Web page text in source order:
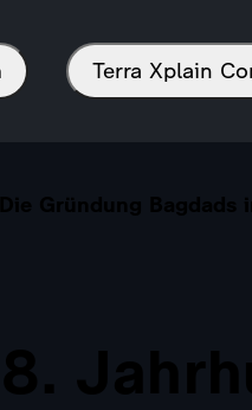
Terra Xplain
Die Gründung Bagdads